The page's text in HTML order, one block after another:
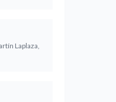
Laplaza,